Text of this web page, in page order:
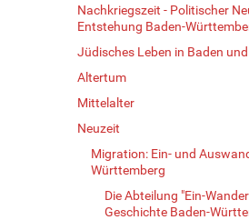
Nachkriegszeit - Politischer
Entstehung Baden-
Jüdisches Leben in Baden
Altertum
Mittelalter
Neuzeit
Migration: Ein- und
Württemberg
Die Abteilung "Ein-
Geschichte Baden-